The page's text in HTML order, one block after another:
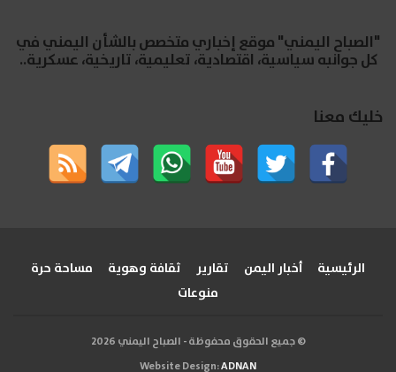
"الصباح اليمني" موقع إخباري متخصص بالشأن اليمني في
كل جوانبه سياسية، اقتصادية، تعليمية، تاريخية، عسكرية..
خليك معنا
الرئيسية أخبار اليمن تقارير ثقافة وهوية
مساحة حرة
منوعات
© جميع الحقوق محفوظة - الصباح اليمني 2026
Website Design:ADNAN